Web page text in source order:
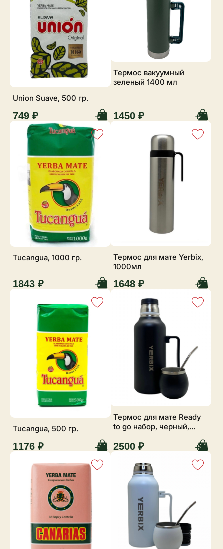
Union Suave, 500 гр.
749 ₽
Термос вакуумный
зеленый 1400 мл
1450 ₽
Tucangua, 1000 гр.
1843 ₽
Термос для мате Yerbix,
1000мл
1648 ₽
Tucangua, 500 гр.
1176 ₽
Термос для мате Ready
to go набор, черный,
2500 ₽